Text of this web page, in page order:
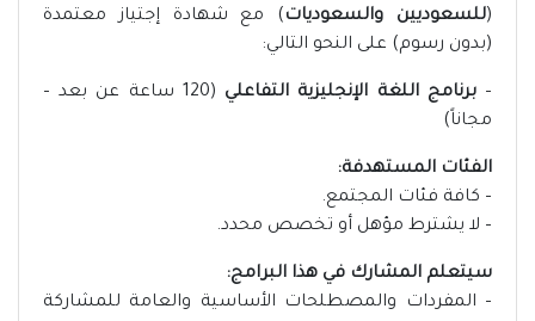
(للسعوديين والسعوديات) مع شهادة إجتياز معتمدة
(بدون رسوم) على النحو التالي:
–برنامج اللغة الإنجليزية التفاعلي
(120 ساعة عن بعد –
مجاناً)
الفئات المستهدفة:
– كافة فئات المجتمع.
– لا يشترط مؤهل أو تخصص محدد.
سيتعلم المشارك في هذا البرامج:
– المفردات والمصطلحات الأساسية والعامة للمشاركة